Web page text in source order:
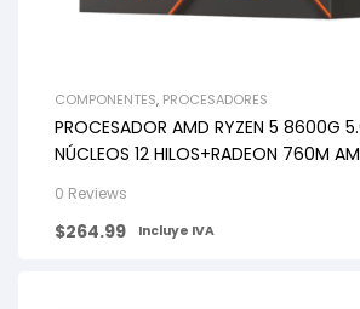
COMPONENTES, PROCESADORES
PROCESADOR AMD RYZEN 5 8600G
NÚCLEOS 12 HILOS+RADEON 760M
0 Reviews
$264.99 Incluye IVA